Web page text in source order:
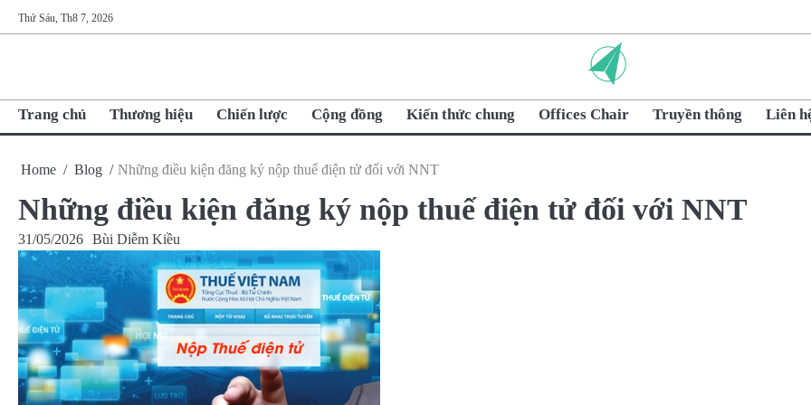
to
Thứ Sáu, Th8 7, 2026
Trang chủ Thương hiệu Chiến lược Cộng đồng Kiến thức chung Offices Chair Truyền thông Liên
Home Blog Những điều kiện đăng ký nộp thuế điện tử đối với NNT
Những điều kiện đăng ký nộp thuế điện tử đối với NNT
31/05/2026 Bùi Diễm Kiều